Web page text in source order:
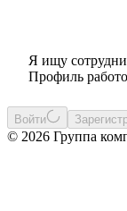
Я ищу
Профиль
Войти
© 2026 Группа